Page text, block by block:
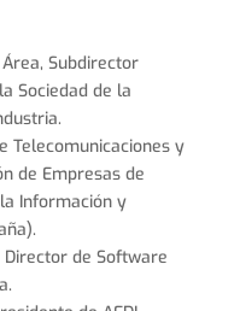
Subdirector
Sociedad de la
Telecomunicaciones y
de Empresas de
Información y
Director de Software